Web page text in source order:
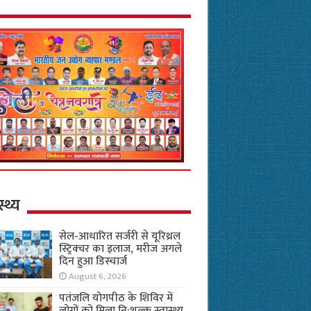
सेल-आधारित सर्जरी से यूरिथ्रल
स्ट्रिक्चर का इलाज, मरीज अगले
दिन हुआ डिस्चार्ज
August 6, 2026
पतंजलि योगपीठ के शिविर में